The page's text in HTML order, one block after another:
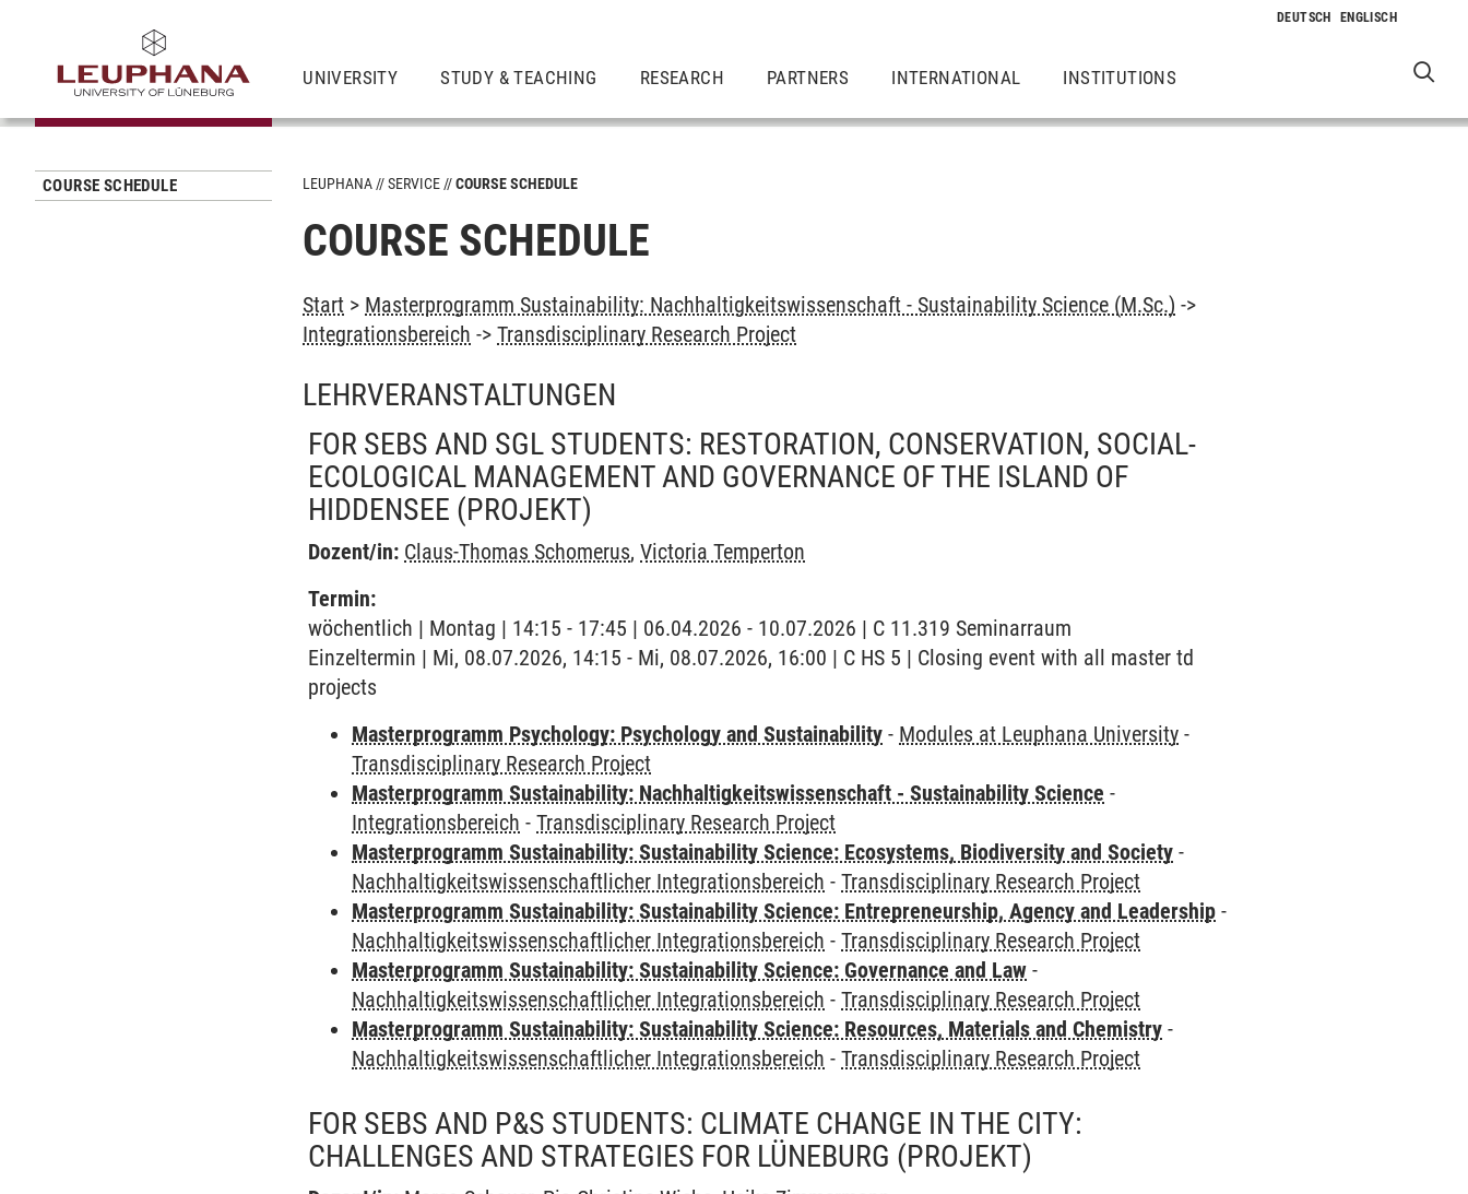
UNIVERSITY STUDY & TEACHING RESEARCH PARTNERS INTERNATIONAL INSTITUTIONS
COURSE SCHEDULE LEUPHANA SERVICE COURSE SCHEDULE
COURSE SCHEDULE
Start > Masterprogramm Sustainability: Nachhaltigkeitswissenschaft - Sustainability Science (M.Sc.) ->
Integrationsbereich ->Transdisciplinary Research Project
LEHRVERANSTALTUNGEN
FOR SEBS AND SGL STUDENTS: RESTORATION, CONSERVATION, SOCIAL-
ECOLOGICAL MANAGEMENT AND GOVERNANCE OF THE ISLAND OF
HIDDENSEE (PROJEKT)
Dozent/in: Claus-Thomas Schomerus,Victoria Temperton
Termin:
wöchentlich | Montag | 14:15 - 17:45 | 06.04.2026 - 10.07.2026 | C 11.319 Seminarraum
Einzeltermin | Mi, 08.07.2026, 14:15 - Mi, 08.07.2026, 16:00 | C HS 5 | Closing event with all master td
projects
Masterprogramm Psychology: Psychology and Sustainability - Modules at Leuphana University -
Transdisciplinary Research Project
Masterprogramm Sustainability: Nachhaltigkeitswissenschaft - Sustainability Science -
Integrationsbereich -Transdisciplinary Research Project
Masterprogramm Sustainability: Sustainability Science: Ecosystems, Biodiversity and Society -
Nachhaltigkeitswissenschaftlicher Integrationsbereich -Transdisciplinary Research Project
Masterprogramm Sustainability: Sustainability Science: Entrepreneurship, Agency and Leadership -
Nachhaltigkeitswissenschaftlicher Integrationsbereich -Transdisciplinary Research Project
Masterprogramm Sustainability: Sustainability Science: Governance and Law -
Nachhaltigkeitswissenschaftlicher Integrationsbereich -Transdisciplinary Research Project
Masterprogramm Sustainability: Sustainability Science: Resources, Materials and Chemistry -
Nachhaltigkeitswissenschaftlicher Integrationsbereich -Transdisciplinary Research Project
FOR SEBS AND P&S STUDENTS: CLIMATE CHANGE IN THE CITY:
CHALLENGES AND STRATEGIES FOR LÜNEBURG (PROJEKT)